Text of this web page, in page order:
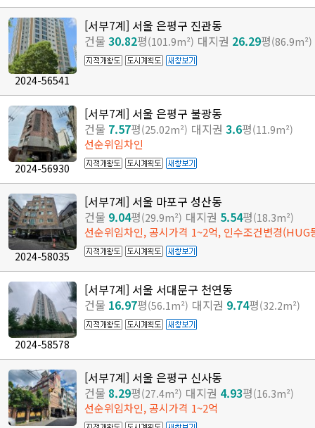
2024-56541
[서부7계] 서울 은평구 진관동
건물 30.82평(101.9m²) 대지권 26.29평(86.9m²)
2024-56930
[서부7계] 서울 은평구 불광동
건물 7.57평(25.02m²) 대지권 3.6평(11.9m²)
선순위임차인
2024-58035
[서부7계] 서울 마포구 성산동
건물 9.04평(29.9m²) 대지권 5.54평(18.3m²)
선순위임차인, 공시가격 1~2억, 인수조건변경(HUG
2024-58578
[서부7계] 서울 서대문구 천연동
건물 16.97평(56.1m²) 대지권 9.74평(32.2m²)
[서부7계] 서울 은평구 신사동
건물 8.29평(27.4m²) 대지권 4.93평(16.3m²)
선순위임차인, 공시가격 1~2억